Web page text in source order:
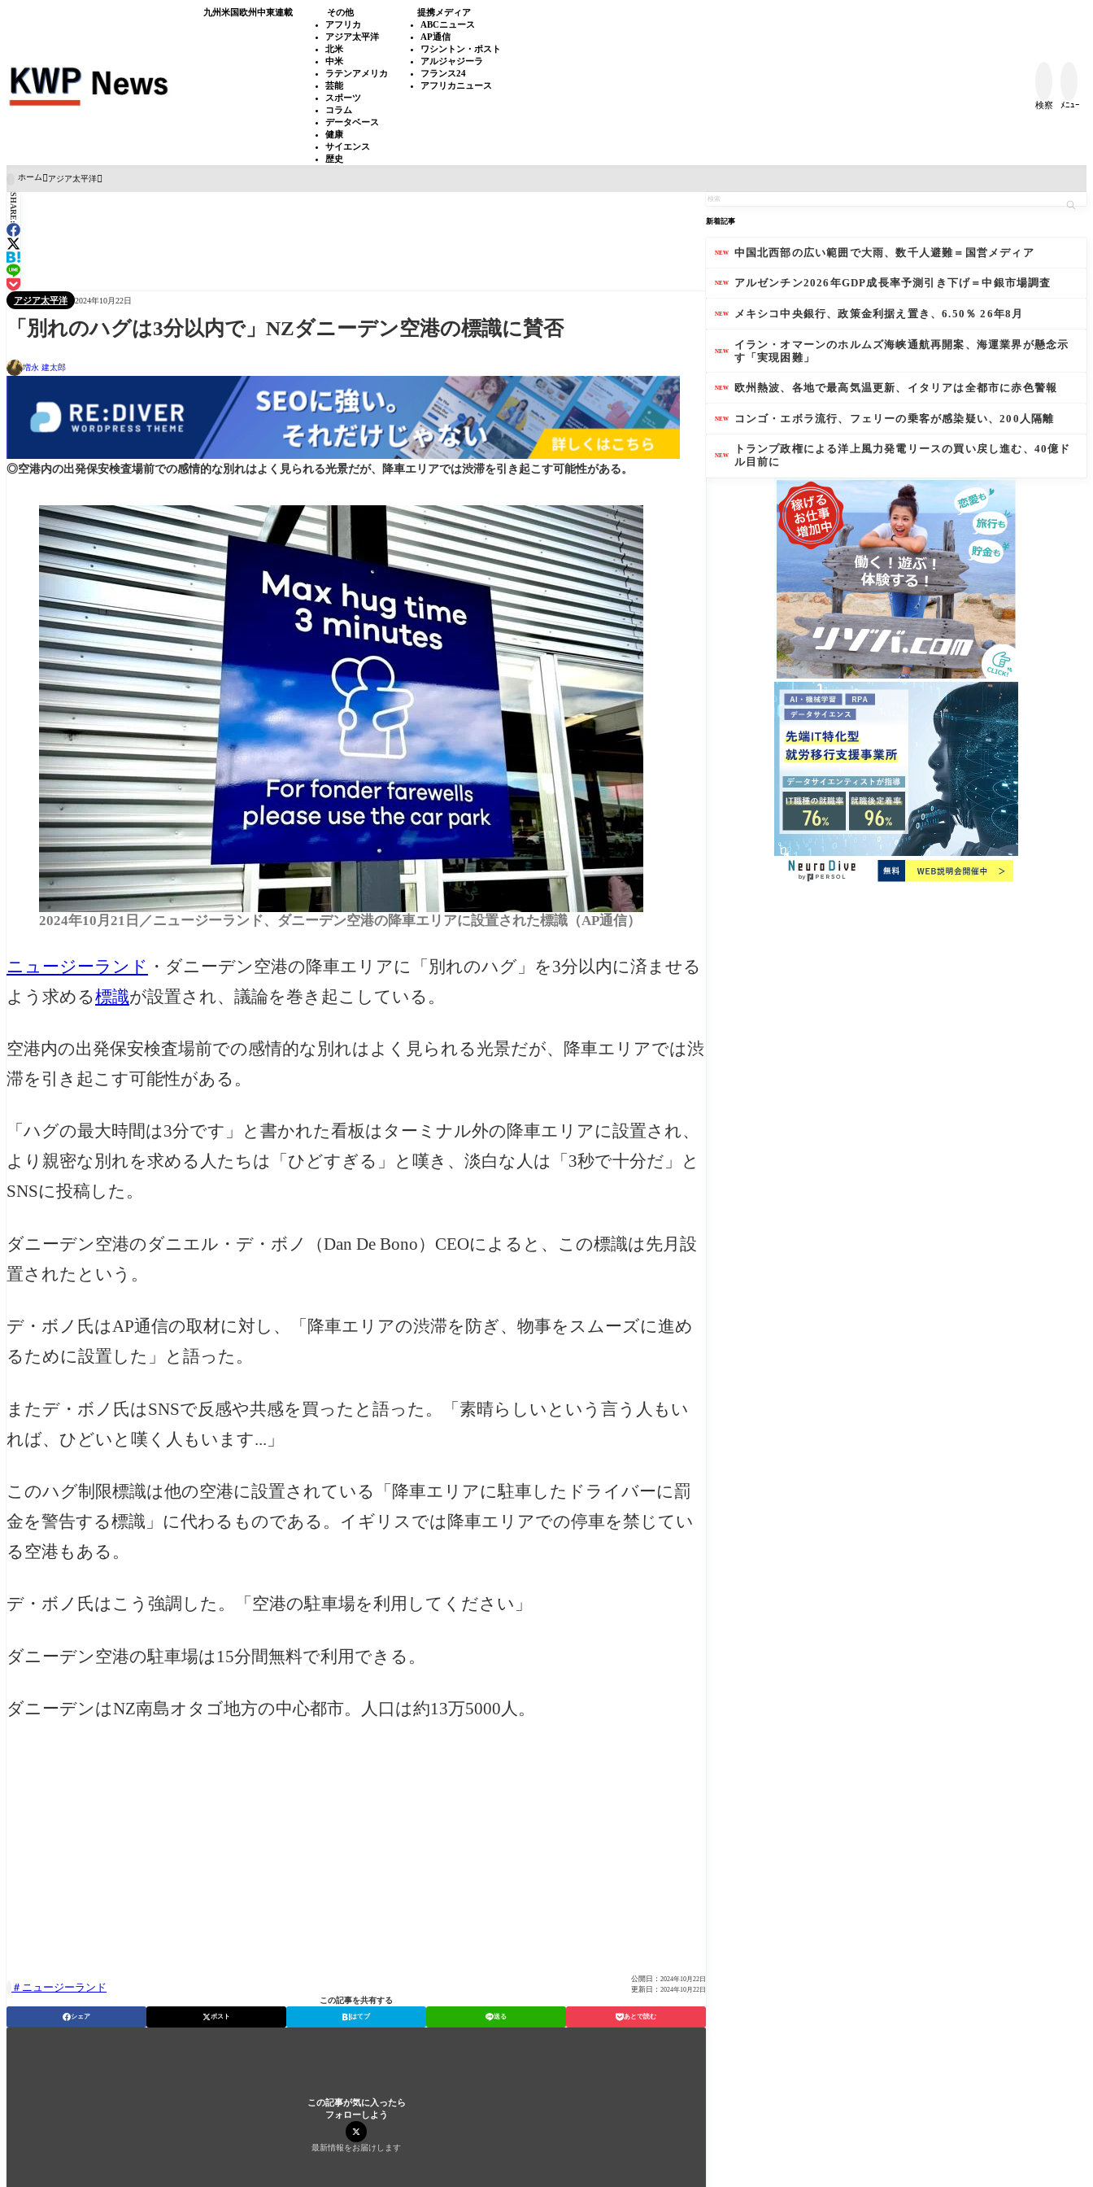
九州米国欧州中東連載
その他
アフリカ
アジア太平洋
北米
中米
ラテンアメリカ
芸能
スポーツ
コラム
データベース
健康
サイエンス
歴史
提携メディア
ABCニュース
AP通信
ワシントン・ポスト
アルジャジーラ
フランス24
アフリカニュース
検察 ﾒﾆｭｰ
ホーム アジア太平洋
SHARE:
アジア太平洋 2024年10月22日
「別れのハグは3分以内で」NZダニーデン空港の標識に賛否
増永 建太郎
◎空港内の出発保安検査場前での感情的な別れはよく見られる光景だが、降車エリアでは渋滞を引き起こす可能性がある。
2024年10月21日／ニュージーランド、ダニーデン空港の降車エリアに設置された標識（AP通信）
ニュージーランド ・ダニーデン空港の降車エリアに「別れのハグ」を3分以内に済ませる
よう求める標識が設置され、議論を巻き起こしている。
空港内の出発保安検査場前での感情的な別れはよく見られる光景だが、降車エリアでは渋
滞を引き起こす可能性がある。
「ハグの最大時間は3分です」と書かれた看板はターミナル外の降車エリアに設置され、
より親密な別れを求める人たちは「ひどすぎる」と嘆き、淡白な人は「3秒で十分だ」と
SNSに投稿した。
ダニーデン空港のダニエル・デ・ボノ（Dan De Bono）CEOによると、この標識は先月設
置されたという。
デ・ボノ氏はAP通信の取材に対し、「降車エリアの渋滞を防ぎ、物事をスムーズに進め
るために設置した」と語った。
またデ・ボノ氏はSNSで反感や共感を買ったと語った。「素晴らしいという言う人もい
れば、ひどいと嘆く人もいます...」
このハグ制限標識は他の空港に設置されている「降車エリアに駐車したドライバーに罰
金を警告する標識」に代わるものである。イギリスでは降車エリアでの停車を禁じてい
る空港もある。
デ・ボノ氏はこう強調した。「空港の駐車場を利用してください」
ダニーデン空港の駐車場は15分間無料で利用できる。
ダニーデンはNZ南島オタゴ地方の中心都市。人口は約13万5000人。
ニュージーランド
公開日： 2024年10月22日
更新日： 2024年10月22日
この記事を共有する
シェア ポスト はてブ 送る あとで読む
この記事が気に入ったら
フォローしよう
最新情報をお届けします
新着記事
NEW 中国北西部の広い範囲で大雨、数千人避難＝国営メディア
NEW アルゼンチン2026年GDP成長率予測引き下げ＝中銀市場調査
NEW メキシコ中央銀行、政策金利据え置き、6.50％ 26年8月
NEW
イラン・オマーンのホルムズ海峡通航再開案、海運業界が懸念示
す「実現困難」
NEW 欧州熱波、各地で最高気温更新、イタリアは全都市に赤色警報
NEW コンゴ・エボラ流行、フェリーの乗客が感染疑い、200人隔離
NEW
トランプ政権による洋上風力発電リースの買い戻し進む、40億ド
ル目前に